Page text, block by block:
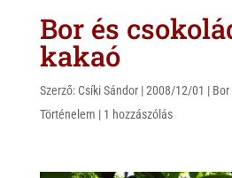
Bor és
kakaó
Szerző: Csíki Sándor|2008/12/01 |
Történelem | 1 hozzászólás